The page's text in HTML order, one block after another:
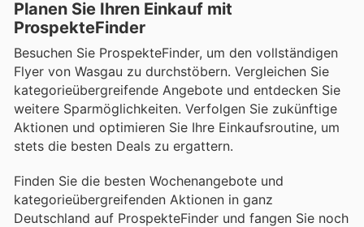
Planen Sie Ihren Einkauf mit
ProspekteFinder
Besuchen Sie ProspekteFinder, um den vollständigen
Flyer von Wasgau zu durchstöbern. Vergleichen Sie
kategorieübergreifende Angebote und entdecken Sie
weitere Sparmöglichkeiten. Verfolgen Sie zukünftige
Aktionen und optimieren Sie Ihre Einkaufsroutine, um
stets die besten Deals zu ergattern.
Finden Sie die besten Wochenangebote und
kategorieübergreifenden Aktionen in ganz
Deutschland auf ProspekteFinder und fangen Sie noch